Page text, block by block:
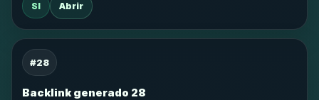
SI Abrir
#28
Backlink generado 28